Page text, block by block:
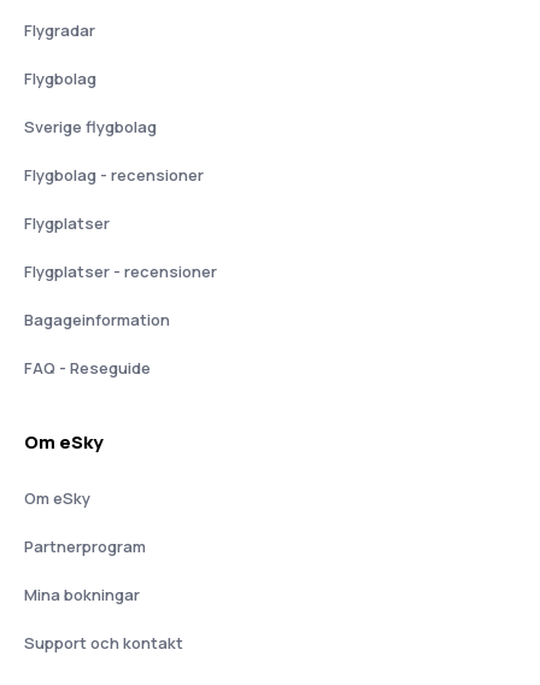
Flygradar
Flygbolag
Sverige flygbolag
Flygbolag - recensioner
Flygplatser
Flygplatser - recensioner
Bagageinformation
FAQ - Reseguide
Om eSky
Om eSky
Partnerprogram
Mina bokningar
Support och kontakt